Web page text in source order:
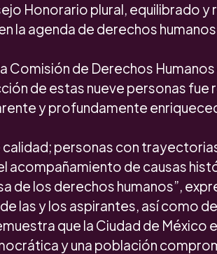
Honorario plural, equilibrado
la agenda de derechos
Comisión de Derechos
de estas nueve personas fue
y profundamente
personas con
acompañamiento de causas
de los derechos humanos”,
las y los aspirantes, así como
que la Ciudad de México
y una población